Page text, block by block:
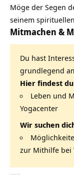
Möge der Segen
seinem
Mitmachen &
Du hast
grundlegend
Hier findest
Leben und
Yogacenter
Wir suchen
zur Mithilfe bei
—–